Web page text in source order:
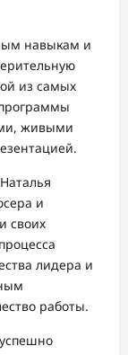
навыкам и
из самых
живыми
и
своих
лидера и
работы.